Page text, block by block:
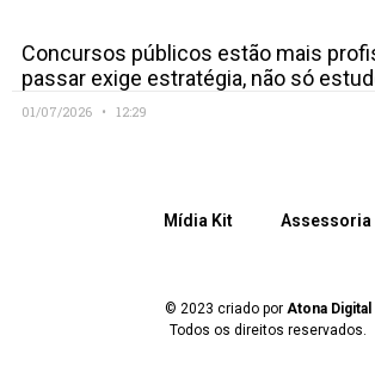
Concursos públicos estão mais
passar exige estratégia, não só
01/07/2026 12:29
Mídia Kit Assessoria
© 2023 criado por Atona Digital
Todos os direitos reservados.